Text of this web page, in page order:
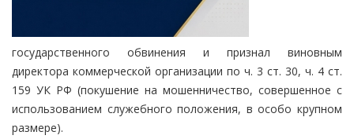
государственного обвинения и признал виновным
директора коммерческой организации по ч. 3 ст. 30, ч. 4 ст.
159 УК РФ (покушение на мошенничество, совершенное с
использованием служебного положения, в особо крупном
размере).